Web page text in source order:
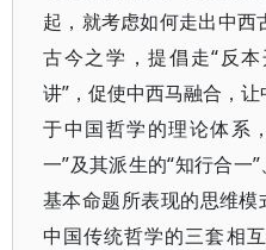
起，就考虑如何走出中
古今之学，提倡走“反
讲”，促使中西马融合，
于中国哲学的理论体系
一”及其派生的“知行合一
基本命题所表现的思维模
中国传统哲学的三套相